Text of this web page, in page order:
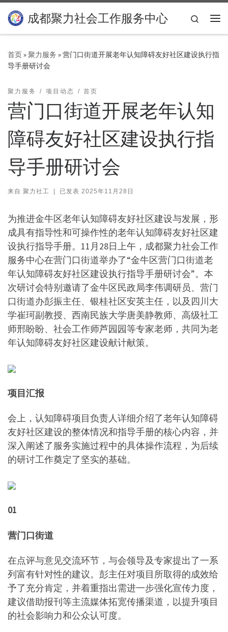
Skip to content
成都聚力社会工作服务中心
Search
首页»聚力服务 »营门口街道开展老年认知障碍友好社区建设执行指
导手册研讨会
聚力服务 项目动态 首页
营门口街道开展老年认知
障碍友好社区建设执行指
导手册研讨会
来自 聚力社工 | 已发表 2025年11月28日
为推进金牛区老年认知障碍友好社区建设与发展，形
成具有指导性和可操作性的老年认知障碍友好社区建
设执行指导手册。11月28日上午，成都聚力社会工作
服务中心在营门口街道举办了“金牛区营门口街道老
年认知障碍友好社区建设执行指导手册研讨会”。本
次研讨会特别邀请了金牛区民政局李伟调研员、营门
口街道办彭振主任、银桂社区安英主任，以及四川大
学崔珂副教授、西南民族大学唐美静教师、高级社工
师邢盼盼、社会工作师芦园园等专家老师，共同为老
年认知障碍友好社区建设献计献策。
项目汇报
会上，认知障碍项目负责人详细介绍了老年认知障碍
友好社区建设的整体情况和指导手册的核心内容，并
深入阐述了服务实施过程中的具体操作流程，为后续
的研讨工作奠定了坚实的基础。
01
营门口街道
在点评与意见交流环节，与会领导及专家提出了一系
列富有针对性的建议。彭主任对项目所取得的成效给
予了充分肯定，并着重指出需进一步强化宣传力度，
建议借助报刊等主流媒体拓宽传播渠道，以提升项目
的社会影响力和公众认可度。